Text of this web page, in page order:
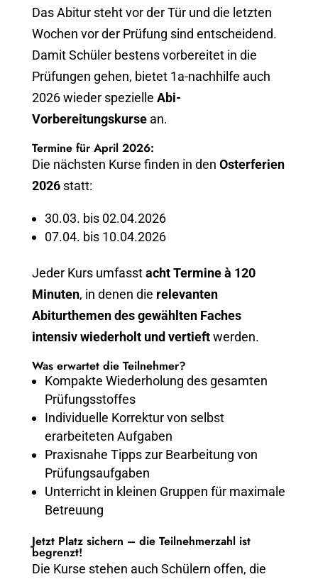
Das Abitur steht vor der Tür und die letzten
Wochen vor der Prüfung sind entscheidend.
Damit Schüler bestens vorbereitet in die
Prüfungen gehen, bietet 1a-nachhilfe auch
2026 wieder spezielle Abi-
Vorbereitungskursean.
Termine für April 2026:
Die nächsten Kurse finden in den Osterferien
2026statt:
30.03. bis 02.04.2026
07.04. bis 10.04.2026
Jeder Kurs umfasstacht Termine à 120
Minuten, in denen die relevanten
Abiturthemen des gewählten Faches
intensiv wiederholt und vertieftwerden.
Was erwartet die Teilnehmer?
Kompakte Wiederholung des gesamten
Prüfungsstoffes
Individuelle Korrektur von selbst
erarbeiteten Aufgaben
Praxisnahe Tipps zur Bearbeitung von
Prüfungsaufgaben
Unterricht in kleinen Gruppen für maximale
Betreuung
Jetzt Platz sichern – die Teilnehmerzahl ist
begrenzt!
Die Kurse stehen auch Schülern offen, die